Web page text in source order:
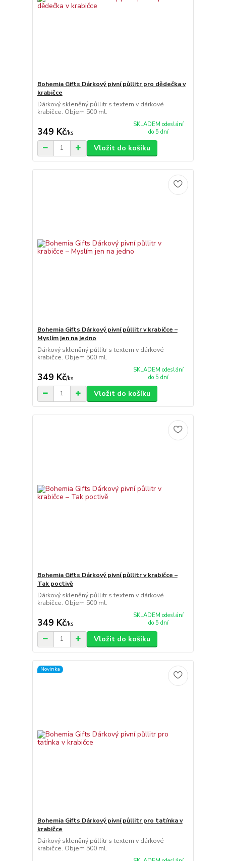
Bohemia Gifts Dárkový pivní půllitr pro dědečka v
krabičce
Dárkový skleněný půllitr s textem v dárkové
krabičce. Objem 500 ml.
349 Kč/ks
SKLADEM odeslání
do 5 dní
Vložit do košíku
Bohemia Gifts Dárkový pivní půllitr v krabičce –
Myslím jen na jedno
Dárkový skleněný půllitr s textem v dárkové
krabičce. Objem 500 ml.
349 Kč/ks
SKLADEM odeslání
do 5 dní
Vložit do košíku
Bohemia Gifts Dárkový pivní půllitr v krabičce –
Tak poctivě
Dárkový skleněný půllitr s textem v dárkové
krabičce. Objem 500 ml.
349 Kč/ks
SKLADEM odeslání
do 5 dní
Vložit do košíku
Novinka
Bohemia Gifts Dárkový pivní půllitr pro tatínka v
krabičce
Dárkový skleněný půllitr s textem v dárkové
krabičce. Objem 500 ml.